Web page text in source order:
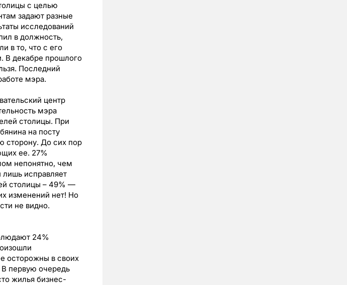
с целью
задают разные
исследований
в должность,
в то, что с его
В декабре прошлого
Последний
мэра.
центр
мэра
столицы. При
на посту
сторону. До сих пор
ее. 27%
непонятно, чем
исправляет
столицы – 49% —
изменений нет! Но
не видно.
24%
осторожны в своих
первую очередь
жилья бизнес-